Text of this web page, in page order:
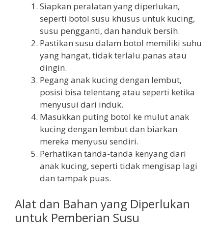
Siapkan peralatan yang diperlukan,
seperti botol susu khusus untuk kucing,
susu pengganti, dan handuk bersih.
Pastikan susu dalam botol memiliki suhu
yang hangat, tidak terlalu panas atau
dingin.
Pegang anak kucing dengan lembut,
posisi bisa telentang atau seperti ketika
menyusui dari induk.
Masukkan puting botol ke mulut anak
kucing dengan lembut dan biarkan
mereka menyusu sendiri.
Perhatikan tanda-tanda kenyang dari
anak kucing, seperti tidak mengisap lagi
dan tampak puas.
Alat dan Bahan yang Diperlukan
untuk Pemberian Susu